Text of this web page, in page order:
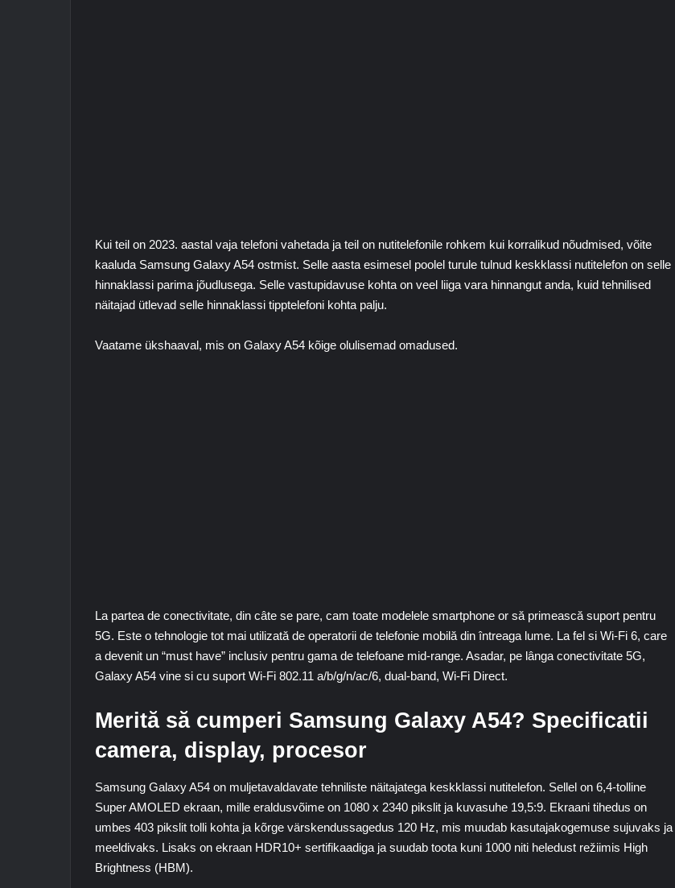
Kui teil on 2023. aastal vaja telefoni vahetada ja teil on nutitelefonile rohkem kui korralikud nõudmised, võite
kaaluda Samsung Galaxy A54 ostmist. Selle aasta esimesel poolel turule tulnud keskklassi nutitelefon on selle
hinnaklassi parima jõudlusega. Selle vastupidavuse kohta on veel liiga vara hinnangut anda, kuid tehnilised
näitajad ütlevad selle hinnaklassi tipptelefoni kohta palju.
Vaatame ükshaaval, mis on Galaxy A54 kõige olulisemad omadused.
La partea de conectivitate, din câte se pare, cam toate modelele smartphone or să primească suport pentru
5G. Este o tehnologie tot mai utilizată de operatorii de telefonie mobilă din întreaga lume. La fel si Wi-Fi 6, care
a devenit un “must have” inclusiv pentru gama de telefoane mid-range. Asadar, pe lânga conectivitate 5G,
Galaxy A54 vine si cu suport Wi-Fi 802.11 a/b/g/n/ac/6, dual-band, Wi-Fi Direct.
Merită să cumperi Samsung Galaxy A54? Specificatii
camera, display, procesor
Samsung Galaxy A54 on muljetavaldavate tehniliste näitajatega keskklassi nutitelefon. Sellel on 6,4-tolline
Super AMOLED ekraan, mille eraldusvõime on 1080 x 2340 pikslit ja kuvasuhe 19,5:9. Ekraani tihedus on
umbes 403 pikslit tolli kohta ja kõrge värskendussagedus 120 Hz, mis muudab kasutajakogemuse sujuvaks ja
meeldivaks. Lisaks on ekraan HDR10+ sertifikaadiga ja suudab toota kuni 1000 niti heledust režiimis High
Brightness (HBM).